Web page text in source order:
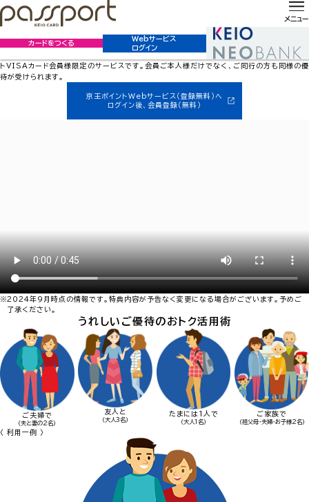
メニュー
カードをつくる
Webサービス
ログイン
ホーム サービス 京王パスポートVisaクラブオフ
京王パスポート
Visaクラブオフ
国内外200,000件以上の多彩な施設をお得な優待価格でご利用いただける京王パスポー
トVISAカード会員様限定のサービスです。 会員ご本人様だけでなく、ご同行の方も同様の優
待が受けられます。
京王ポイントWebサービス（登録無料）へ
ログイン後、会員登録（無料）
2024年9月時点の情報です。特典内容が予告なく変更になる場合がございます。予めご
了承ください。
うれしいご優待のおトク活用術
ご夫婦で
（夫と妻の2名）
友人と
（大人3名）
たまには1人で
（大人1名）
ご家族で
（祖父母・夫婦・お子様2名）
〈 利用一例 〉